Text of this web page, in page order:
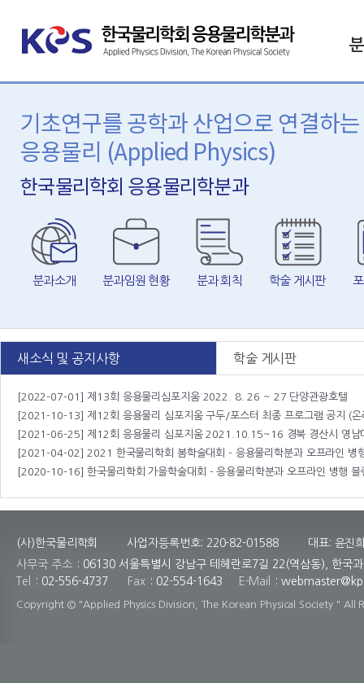
Applied Physics Division,
The Korean Physical Society
기초연구를 공학과 산업으로 연결하
응용물리 (Applied Physics)
한국물리학회 응용물리학분과
분과소개 분과임원 현황 분과 회칙 학술 게시판
새소식 및 공지사항
[2022-07-01] 제13회 응용물리심포지움 2022. 8. 26 ~ 27 단양관광호텔
[2021-10-13] 제12회 응용물리 심포지움 구두/포스터 최종 프로그램 공지 (온
[2021-06-25] 제12회 응용물리 심포지움 2021.10.15~16 경북 경산시 영남대/팔공산 에밀리아 호
[2021-04-02] 2021 한국물리학회 봄학술대회 - 응용물리학분과 오프라인 병행 블렌
[2020-10-16] 한국물리학회 가을학술대회 - 응용물리학분과 오프라인 병행 블렌
학술 게시판
(사)한국물리학회 사업자등록번호: 220-82-01588
대표: 윤진
사무국 주소 : 06130 서울특별시 강남구 테헤란로7길 22(역삼동), 한국
Tel
: 02-556-4737 Fax : 02-554-1643 E-Mail :
Copyright © "Applied Physics Division, The Korean Physical Society " All